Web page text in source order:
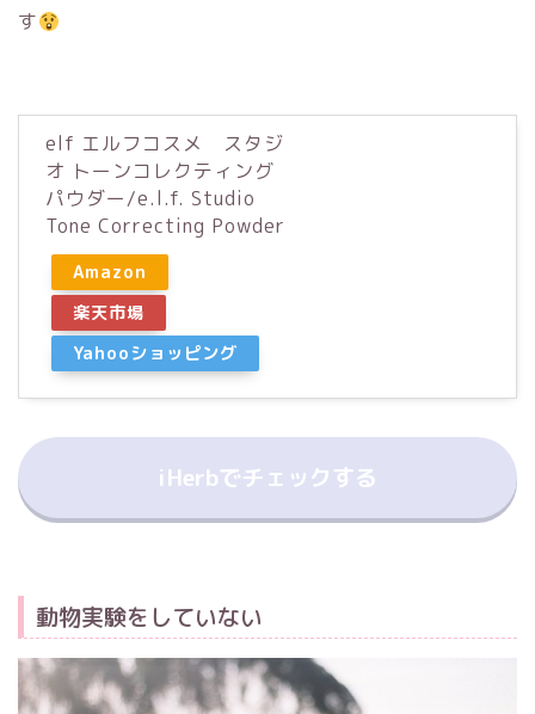
す
elf エルフコスメ スタジ
オ トーンコレクティング
パウダー/e.l.f. Studio
Tone Correcting Powder
Amazon
楽天市場
Yahooショッピング
iHerbでチェックする
動物実験をしていない